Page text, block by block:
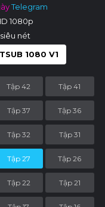
Telegram
1080p
nét
1080 V1
Tập 42 Tập 41
Tập 37 Tập 36
Tập 32 Tập 31
Tập 27 Tập 26
Tập 22 Tập 21